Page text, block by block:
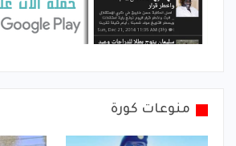
منوعات كورة